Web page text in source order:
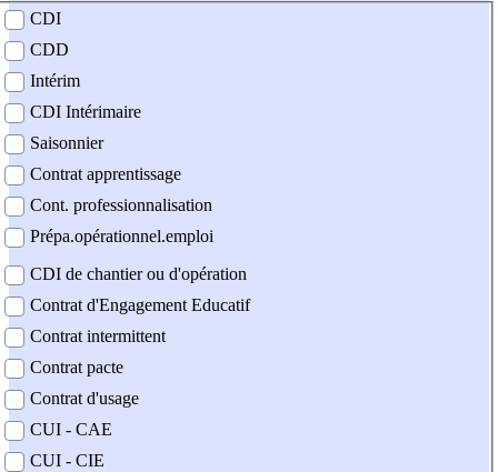
contrat
CDI
CDD
Intérim
CDI Intérimaire
Saisonnier
Contrat apprentissage
Cont. professionnalisation
Prépa.opérationnel.emploi
CDI de chantier ou d'opération
Contrat d'Engagement Educatif
Contrat intermittent
Contrat pacte
Contrat d'usage
CUI - CAE
CUI - CIE